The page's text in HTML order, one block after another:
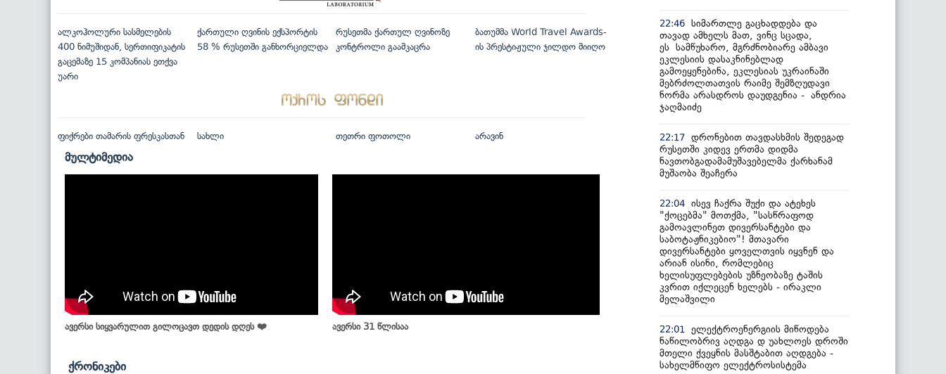
ალკოჰოლური სასმელების
400 ნიმუშიდან, სერთიფიკატის
გაცემაზე 15 კომპანიას ეთქვა
უარი
ქართული ღვინის ექსპორტის
58 % რუსეთში განხორციელდა
რუსეთმა ქართულ ღვინოზე
კონტროლი გაამკაცრა
ბათუმმა World Travel Awards-
ის პრესტიჟული ჯილდო მიიღო
ფიქრები თამარის ფრესკასთან სახლი თეთრი ფოთოლი არავინ
მულტიმედია
ავერსი სიყვარულით გილოცავთ დედის დღეს ❤️ ავერსი 31 წლისაა
ქრონიკები
22:46 სიმართლე გაცხადდება და
თავად ამხელს მათ, ვინც სცადა,
ეს სამწუხარო, მგრძნობიარე ამბავი
ეკლესიის დასაკნინებლად
გამოეყენებინა, ეკლესიას უკრაინაში
მებრძოლთათვის რაიმე შემზღუდავი
ნორმა არასდროს დაუდგენია - ანდრია
ჯაღმაიძე
22:17 დრონებით თავდასხმის შედეგად
რუსეთში კიდევ ერთმა დიდმა
ნავთობგადამამუშავებელმა ქარხანამ
მუშაობა შეაჩერა
22:04 ისევ ჩაქრა შუქი და ატეხეს
"ქოცებმა" მოთქმა, "სასწრაფოდ
გამოავლინეთ დივერსანტები და
საბოტაჟნიკებიო"! მთავარი
დივერსანტები ყოველთვის იყვნენ და
არიან ისინი, რომლებიც
ხელისუფლებების უზნეობაზე ტაშის
კვრით იქლეცენ ხელებს - ირაკლი
მელაშვილი
22:01
ელექტროენერგიის მიწოდება
ნაწილობრივ აღდგა დ უახლოეს დროში
მთელი ქვეყნის მასშტაბით აღდგება -
სახელმწიფო ელექტროსისტემა